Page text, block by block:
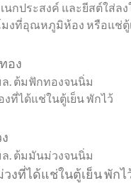
นกประสงค์ และยีสต์ใส่
งที่อุณหภูมิห้อง หรือแช่ตู้
อง
ล. ต้มฟักทองจนนิ่ม
งที่ได้แช่ในตู้เย็น พักไว้
ล. ต้มมันม่วงจนนิ่ม
งที่ได้แช่ในตู้เย็น พักไ